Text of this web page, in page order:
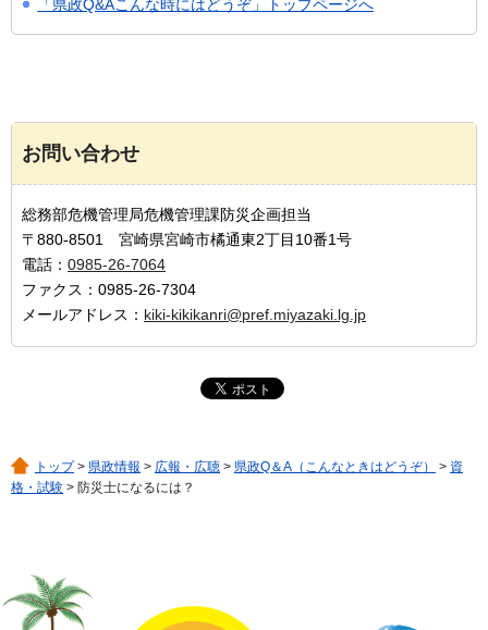
「県政Q&Aこんな時にはどうぞ」トップページへ
お問い合わせ
総務部危機管理局危機管理課防災企画担当
〒880-8501 宮崎県宮崎市橘通東2丁目10番1号
電話： 0985-26-7064
ファクス：0985-26-7304
メールアドレス： kiki-kikikanri@pref.miyazaki.lg.jp
トップ> 県政情報 > 広報・広聴 > 県政Q＆A（こんなときはどうぞ） > 資
格・試験 > 防災士になるには？